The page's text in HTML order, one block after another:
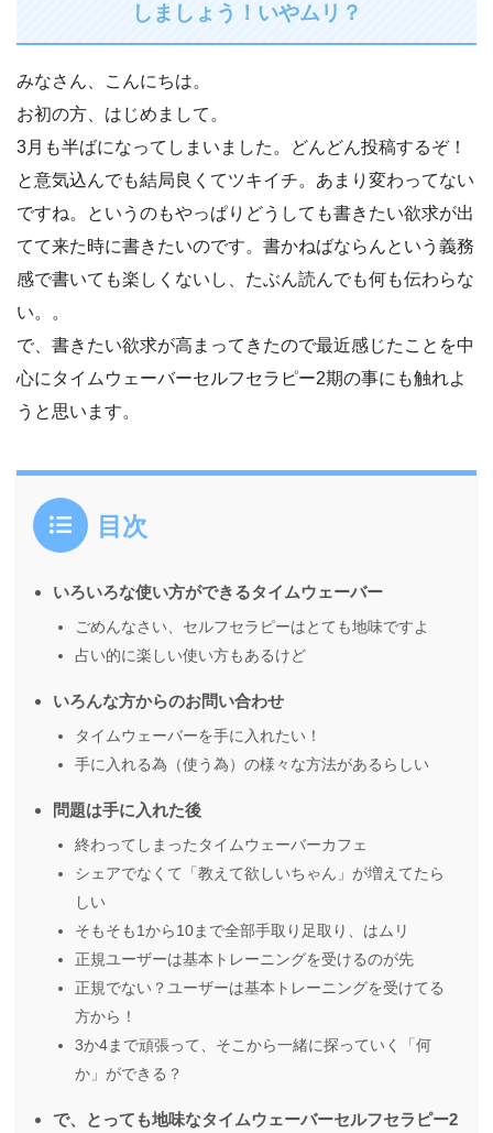
しましょう！いやムリ？
みなさん、こんにちは。
お初の方、はじめまして。
3月も半ばになってしまいました。どんどん投稿するぞ！
と意気込んでも結局良くてツキイチ。あまり変わってない
ですね。というのもやっぱりどうしても書きたい欲求が出
てて来た時に書きたいのです。書かねばならんという義務
感で書いても楽しくないし、たぶん読んでも何も伝わらな
い。。
で、書きたい欲求が高まってきたので最近感じたことを中
心にタイムウェーバーセルフセラピー2期の事にも触れよ
うと思います。
目次
いろいろな使い方ができるタイムウェーバー
ごめんなさい、セルフセラピーはとても地味ですよ
占い的に楽しい使い方もあるけど
いろんな方からのお問い合わせ
タイムウェーバーを手に入れたい！
手に入れる為（使う為）の様々な方法があるらしい
問題は手に入れた後
終わってしまったタイムウェーバーカフェ
シェアでなくて「教えて欲しいちゃん」が増えてたら
しい
そもそも1から10まで全部手取り足取り、はムリ
正規ユーザーは基本トレーニングを受けるのが先
正規でない？ユーザーは基本トレーニングを受けてる
方から！
3か4まで頑張って、そこから一緒に探っていく「何
か」ができる？
で、とっても地味なタイムウェーバーセルフセラピー2